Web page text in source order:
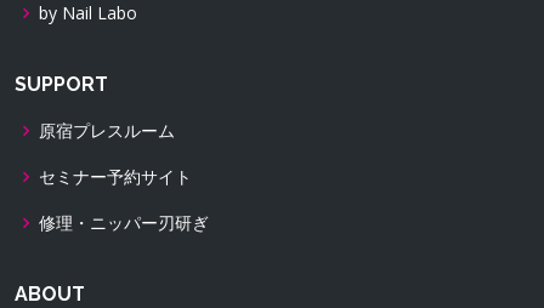
by Nail Labo
SUPPORT
原宿プレスルーム
セミナー予約サイト
修理・ニッパー刃研ぎ
ABOUT